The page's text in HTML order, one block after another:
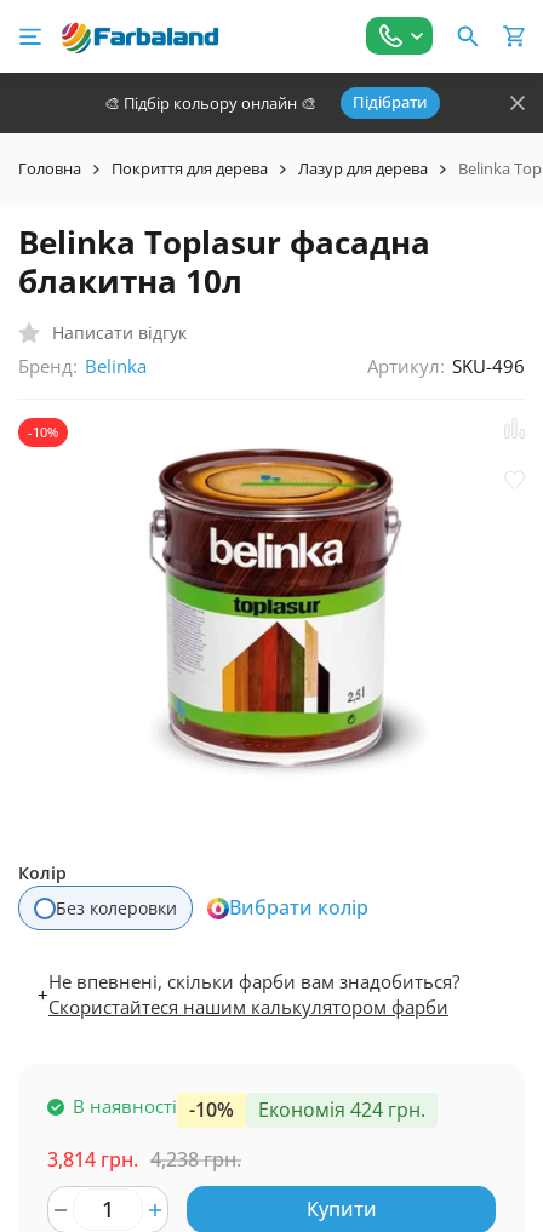
🎨 Підбір кольору онлайн 🎨 Підібрати
Головна Покриття для дерева Лазур для дерева Belinka
Belinka Toplasur фасадна
блакитна 10л
Написати відгук
Бренд: Belinka Артикул: SKU-496
-10%
Колір
Без колеровки
Вибрати колір
+Не впевнені, скільки фарби вам знадобиться?
Скористайтеся нашим калькулятором фарби
В наявності -10%
Економія 424 грн.
3,814 грн. 4,238 грн.
Купити